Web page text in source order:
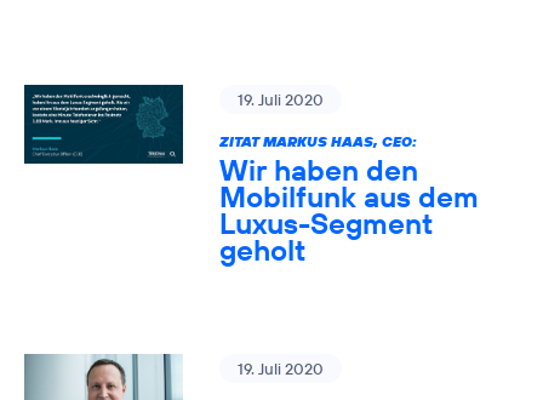
19. Juli 2020
ZITAT MARKUS HAAS, CEO:
Wir haben den
Mobilfunk aus dem
Luxus-Segment
geholt
19. Juli 2020